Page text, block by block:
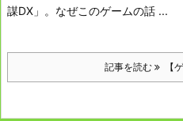
謀DX」。 なぜこのゲームの話 ...
記事を読む 【